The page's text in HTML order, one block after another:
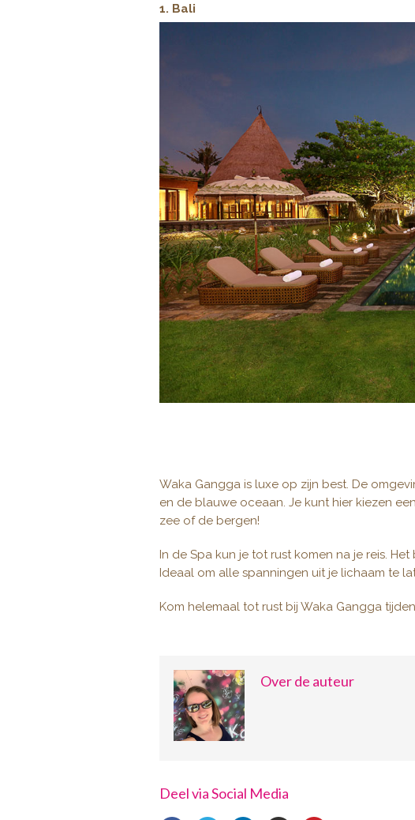
1. Bali
Waka Gangga is luxe op zijn best. De
en de blauwe oceaan. Je kunt hier kiezen
zee of de bergen!
In de Spa kun je tot rust komen na je reis.
Ideaal om alle spanningen uit je lichaam te
Kom helemaal tot rust bij Waka Gangga
Over de auteur
Deel via Social Media